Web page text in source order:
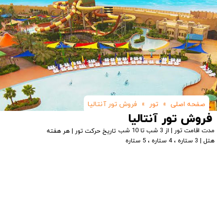
صفحه اصلی » تور » فروش تور آنتالیا
فروش تور آنتالیا
مدت اقامت تور | از 3 شب تا 10 شب
تاریخ حرکت تور | هر هفته
هتل | 3 ستاره ، 4 ستاره ، 5 ستاره